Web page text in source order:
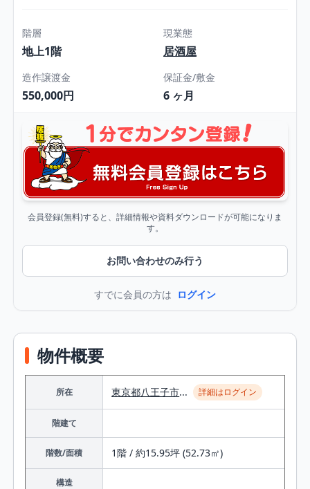
階層
地上1階
現業態
居酒屋
造作譲渡金
550,000円
保証金/敷金
6 ヶ月
会員登録(無料)すると、詳細情報や資料ダウンロードが可能になりま
す。
お問い合わせのみ行う
すでに会員の方は ログイン
物件概要
所在 東京都八王子市... 詳細はログイン
階建て
階数/面積 1階 / 約15.95坪 (52.73㎡)
構造